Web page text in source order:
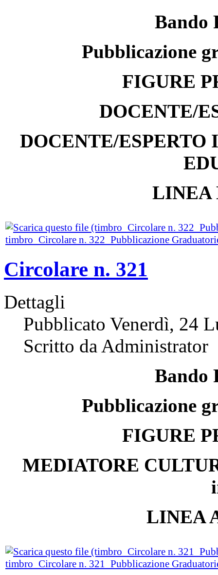
Bando
Pubblicazione
FIGURE
DOCENTE/
DOCENTE/
LINEA
timbro_Circolare n. 322_Pubblicazione
Circolare n. 321
Dettagli
Pubblicato Venerdì, 24
Scritto da Administrator
Bando
Pubblicazione
FIGURE
MEDIATORE
LINEA
timbro_Circolare n. 321_Pubblicazione